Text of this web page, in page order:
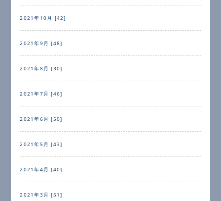
2021年10月 [42]
2021年9月 [48]
2021年8月 [30]
2021年7月 [46]
2021年6月 [50]
2021年5月 [43]
2021年4月 [40]
2021年3月 [51]